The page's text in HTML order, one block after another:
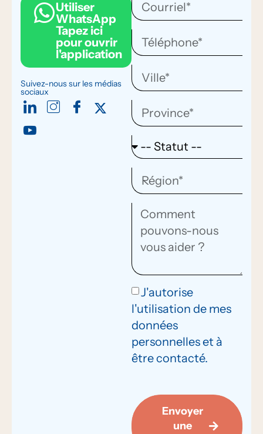
Utiliser
WhatsApp
Tapez ici
pour ouvrir
l'application
Suivez-nous sur les médias
sociaux
J'autorise
l'utilisation de mes
données
personnelles et à
être contacté.
Envoyer
une